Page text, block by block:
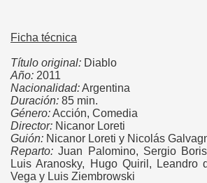
Ficha técnica
Título original: Diablo
Año: 2011
Nacionalidad:Argentina
Duración: 85 min.
Género:Acción, Comedia
Director: Nicanor Loreti
Guión: Nicanor Loreti y Nicolás
Reparto: Juan Palomino, Sergio
Luis Aranosky, Hugo Quiril, Leandro
Vega y Luis Ziembrowski